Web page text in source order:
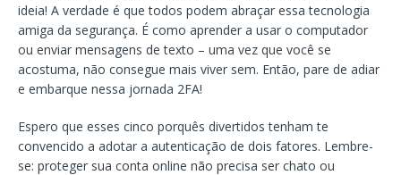
ideia! A verdade é que todos podem abraçar essa tecnologia
amiga da segurança. É como aprender a usar o computador
ou enviar mensagens de texto – uma vez que você se
acostuma, não consegue mais viver sem. Então, pare de adiar
e embarque nessa jornada 2FA!
Espero que esses cinco porquês divertidos tenham te
convencido a adotar a autenticação de dois fatores. Lembre-
se: proteger sua conta online não precisa ser chato ou